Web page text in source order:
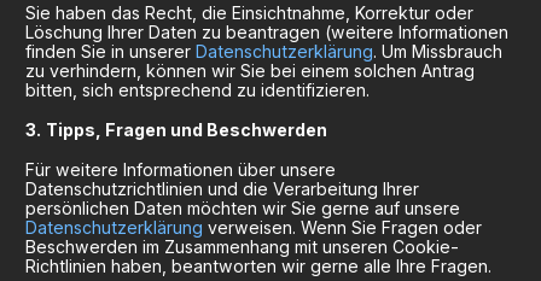
Sie haben das Recht, die Einsichtnahme, Korrektur oder
Löschung Ihrer Daten zu beantragen (weitere Informationen
finden Sie in unserer Datenschutzerklärung. Um Missbrauch
zu verhindern, können wir Sie bei einem solchen Antrag
bitten, sich entsprechend zu identifizieren.
Tipps, Fragen und Beschwerden
Für weitere Informationen über unsere
Datenschutzrichtlinien und die Verarbeitung Ihrer
persönlichen Daten möchten wir Sie gerne auf unsere
Datenschutzerklärung verweisen. Wenn Sie Fragen oder
Beschwerden im Zusammenhang mit unseren Cookie-
Richtlinien haben, beantworten wir gerne alle Ihre Fragen.